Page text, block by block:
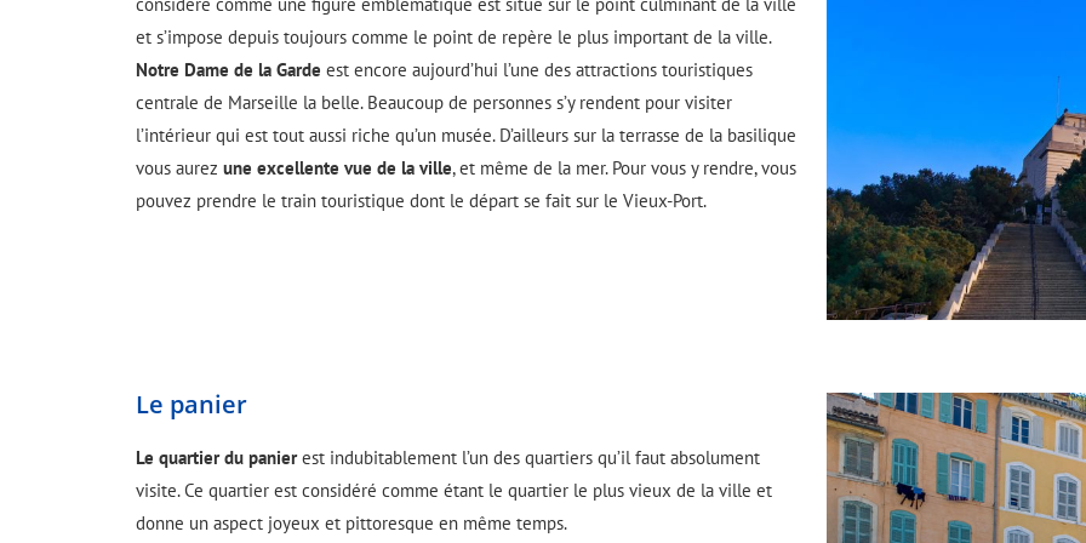
et s’impose depuis toujours comme le point de repère le plus important de la ville.
Notre Dame de la Garde est encore aujourd’hui l’une des attractions touristiques
centrale de Marseille la belle. Beaucoup de personnes s’y rendent pour visiter
l’intérieur qui est tout aussi riche qu’un musée. D’ailleurs sur la terrasse de la basilique
vous aurez une excellente vue de la ville, et même de la mer. Pour vous y rendre, vous
pouvez prendre le train touristique dont le départ se fait sur le Vieux-Port.
Le panier
Le quartier du panierest indubitablement l’un des quartiers qu’il faut absolument
visite. Ce quartier est considéré comme étant le quartier le plus vieux de la ville et
donne un aspect joyeux et pittoresque en même temps.